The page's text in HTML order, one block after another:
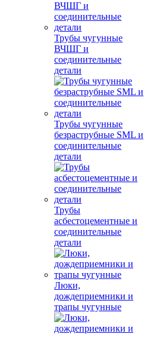
Трубы чугунные
ВЧШГ и
соединительные
детали
Трубы чугунные
безраструбные SML и
соединительные
детали
Трубы
асбестоцементные и
соединительные
детали
Люки,
дождеприемники и
трапы чугунные